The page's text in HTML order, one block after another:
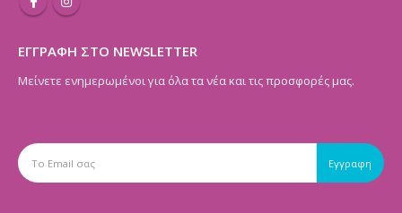
ΕΓΓΡΑΦΗ ΣΤΟ NEWSLETTER
Μείνετε ενημερωμένοι για όλα τα νέα και τις προσφορές μας.